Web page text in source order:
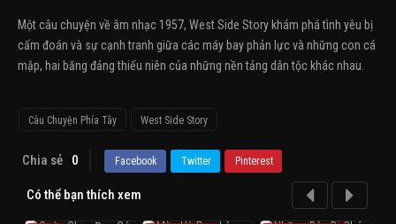
Một câu chuyện về âm nhạc 1957, West Side Story khám phá tình yêu bị
cấm đoán và sự cạnh tranh giữa các máy bay phản lực và những con cá
mập, hai băng đảng thiếu niên của những nền tảng dân tộc khác nhau.
Câu Chuyện Phía Tây West Side Story
Chia sẻ 0 Facebook Twitter Pinterest
Có thể bạn thích xem